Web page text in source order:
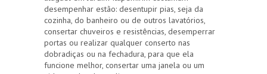
desempenhar estão: desentupir pias, seja da
cozinha, do banheiro ou de outros lavatórios,
consertar chuveiros e resistências, desemperrar
portas ou realizar qualquer conserto nas
dobradiças ou na fechadura, para que ela
funcione melhor, consertar uma janela ou um